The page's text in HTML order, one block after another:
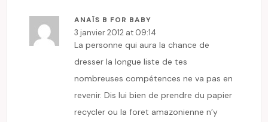
ANAÏS B FOR BABY
3 janvier 2012 at 09:14
La personne qui aura la chance de
dresser la longue liste de tes
nombreuses compétences ne va pas en
revenir. Dis lui bien de prendre du papier
recycler ou la foret amazonienne n’y